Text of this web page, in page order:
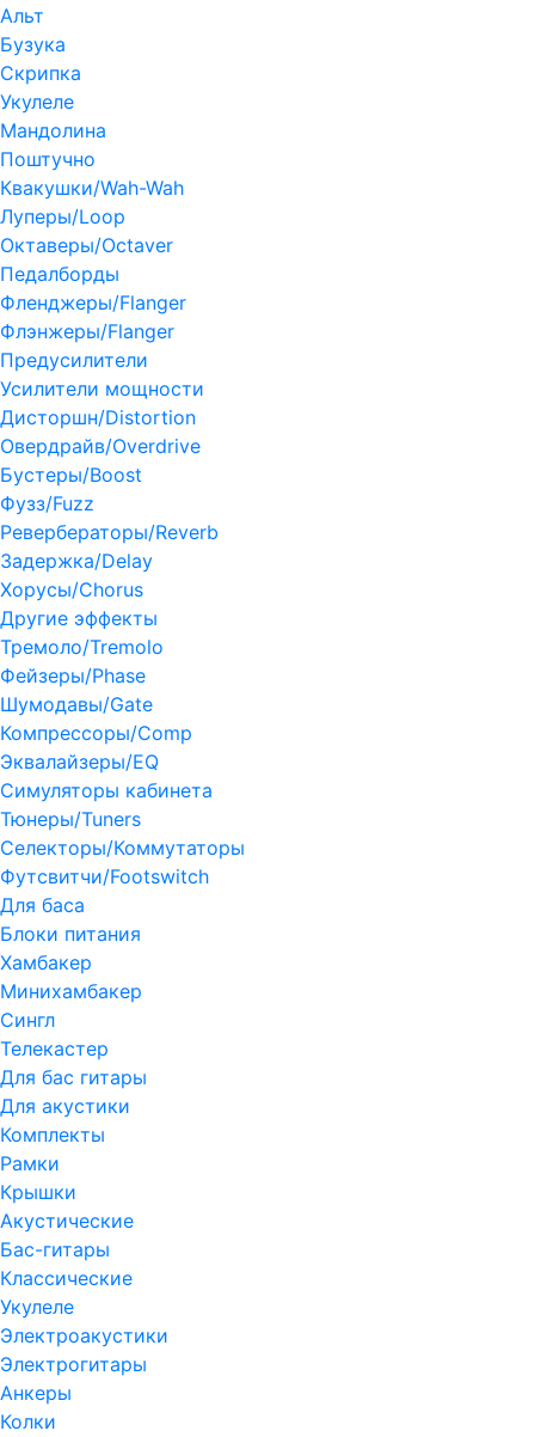
Альт
Бузука
Скрипка
Укулеле
Мандолина
Поштучно
Квакушки/Wah-Wah
Луперы/Loop
Октаверы/Octaver
Педалборды
Фленджеры/Flanger
Флэнжеры/Flanger
Предусилители
Усилители мощности
Дисторшн/Distortion
Овердрайв/Overdrive
Бустеры/Boost
Фузз/Fuzz
Ревербераторы/Reverb
Задержка/Delay
Хорусы/Chorus
Другие эффекты
Тремоло/Tremolo
Фейзеры/Phase
Шумодавы/Gate
Компрессоры/Comp
Эквалайзеры/EQ
Симуляторы кабинета
Тюнеры/Tuners
Селекторы/Коммутаторы
Футсвитчи/Footswitch
Для баса
Блоки питания
Хамбакер
Минихамбакер
Сингл
Телекастер
Для бас гитары
Для акустики
Комплекты
Рамки
Крышки
Акустические
Бас-гитары
Классические
Укулеле
Электроакустики
Электрогитары
Анкеры
Колки